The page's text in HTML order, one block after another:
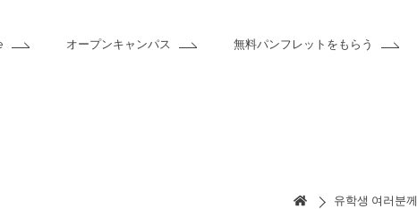
オープンキャンパス 無料パンフレットをもらう
유학생 여러분께